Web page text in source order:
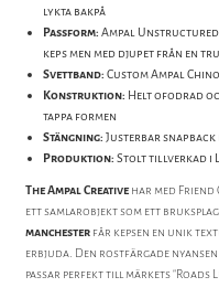
lykta bakpå
Passform: Ampal Unstructured
keps men med djupet från en
Svettband: Custom Ampal
Konstruktion: Helt ofodrad
tappa formen
Stängning: Justerbar
Produktion: Stolt tillverkad i
The Ampal Creativehar med Friend
ett samlarobjekt som ett
manchester får kepsen en unik
erbjuda. Den rostfärgade
passar perfekt till märkets "Roads